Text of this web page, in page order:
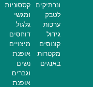
ונרתיקים
לטבק
ערכות
גידול
קונוסים
מקטרות
באנגים
קססוניות
ומגשי
גלגול
דוחסים
מיצויים
אופנת
נשים
וגברים
אופנת